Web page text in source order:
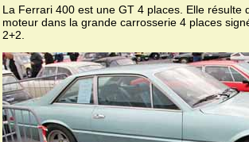
La Ferrari 400 est une GT 4 places. Elle résulte
moteur dans la grande carrosserie 4 places
2+2.